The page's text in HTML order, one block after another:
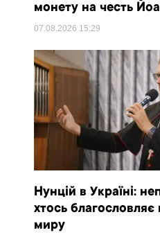
монету на честь
07.08.2026 15:29
Нунцій в Україні:
хтось
миру